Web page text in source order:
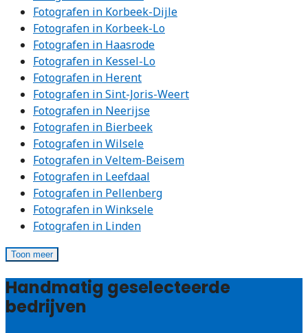
Fotografen in Korbeek-Dijle
Fotografen in Korbeek-Lo
Fotografen in Haasrode
Fotografen in Kessel-Lo
Fotografen in Herent
Fotografen in Sint-Joris-Weert
Fotografen in Neerijse
Fotografen in Bierbeek
Fotografen in Wilsele
Fotografen in Veltem-Beisem
Fotografen in Leefdaal
Fotografen in Pellenberg
Fotografen in Winksele
Fotografen in Linden
Toon meer
Handmatig geselecteerde
bedrijven